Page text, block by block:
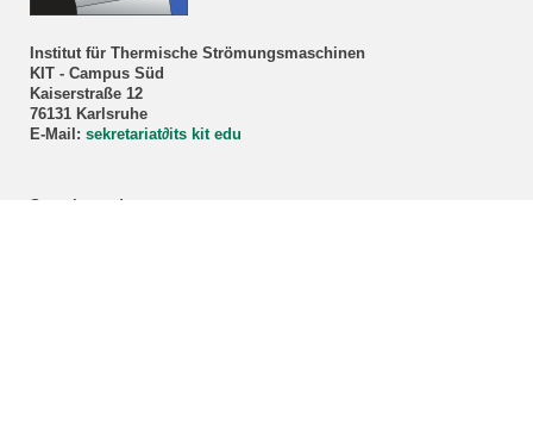
Institut für Thermische Strömungsmaschinen
KIT - Campus Süd
Kaiserstraße 12
76131 Karlsruhe
E-Mail: sekretariat∂its kit edu
Sprechstunde